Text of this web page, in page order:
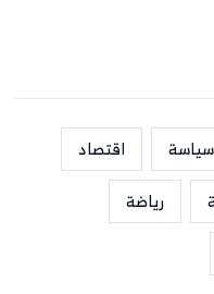
سياسة
اقتصاد
رياضة